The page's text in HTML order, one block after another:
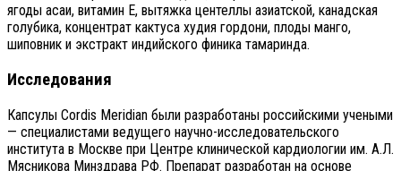
ягоды асаи, витамин Е, вытяжка центеллы азиатской, канадская
голубика, концентрат кактуса худия гордони, плоды манго,
шиповник и экстракт индийского финика тамаринда.
Исследования
Капсулы Cordis Meridian были разработаны российскими учеными
— специалистами ведущего научно-исследовательского
института в Москве при Центре клинической кардиологии им. А.Л.
Мясникова Минздрава РФ. Препарат разработан на основе